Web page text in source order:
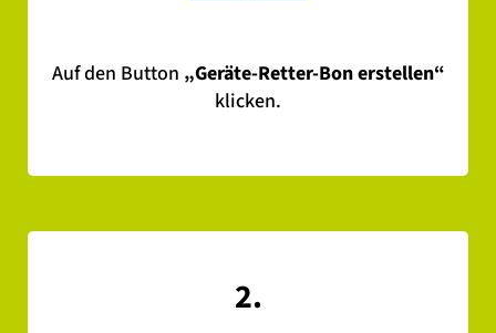
Auf den Button „Geräte-Retter-Bon erstellen“
klicken.
2.